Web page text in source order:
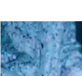
Open Labs
Project Cases